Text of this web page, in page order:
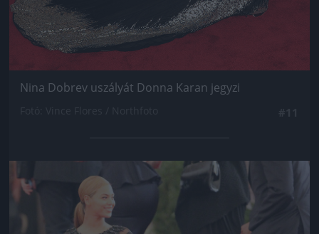
Nina Dobrev uszályát Donna Karan jegyzi
Jön még kép!